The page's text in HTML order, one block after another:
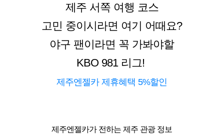
제주 서쪽 여행 코스
고민 중이시라면 여기 어때요?
야구 팬이라면 꼭 가봐야할
KBO 981 리그!
제주엔젤카 제휴혜택 5%할인
제주엔젤카가 전하는 제주 관광 정보